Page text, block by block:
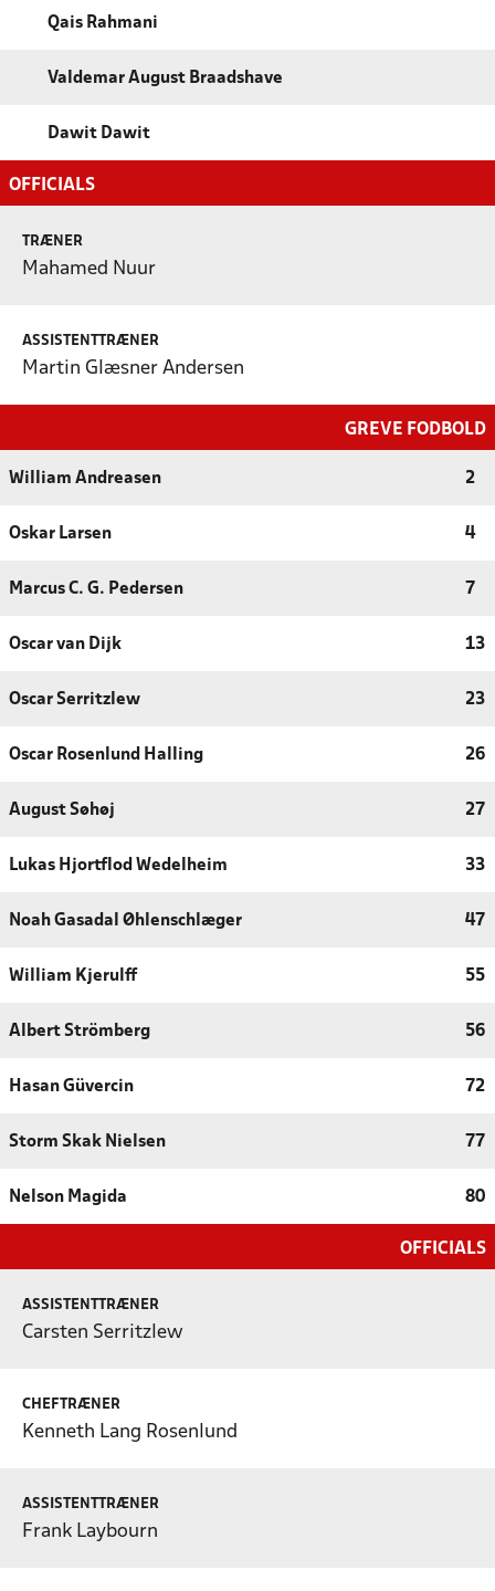
Qais Rahmani
Valdemar August Braadshave
Dawit Dawit
OFFICIALS
TRÆNER
Mahamed Nuur
ASSISTENTTRÆNER
Martin Glæsner Andersen
GREVE FODBOLD
William Andreasen 2
Oskar Larsen 4
Marcus C. G. Pedersen 7
Oscar van Dijk 13
Oscar Serritzlew 23
Oscar Rosenlund Halling 26
August Søhøj 27
Lukas Hjortflod Wedelheim 33
Noah Gasadal Øhlenschlæger 47
William Kjerulff 55
Albert Strömberg 56
Hasan Güvercin 72
Storm Skak Nielsen 77
Nelson Magida 80
OFFICIALS
ASSISTENTTRÆNER
Carsten Serritzlew
CHEFTRÆNER
Kenneth Lang Rosenlund
ASSISTENTTRÆNER
Frank Laybourn